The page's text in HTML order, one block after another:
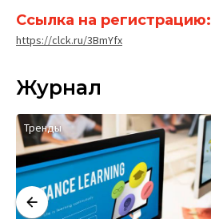
Ссылка на регистрацию:
https://clck.ru/3BmYfx
Журнал
Тренды